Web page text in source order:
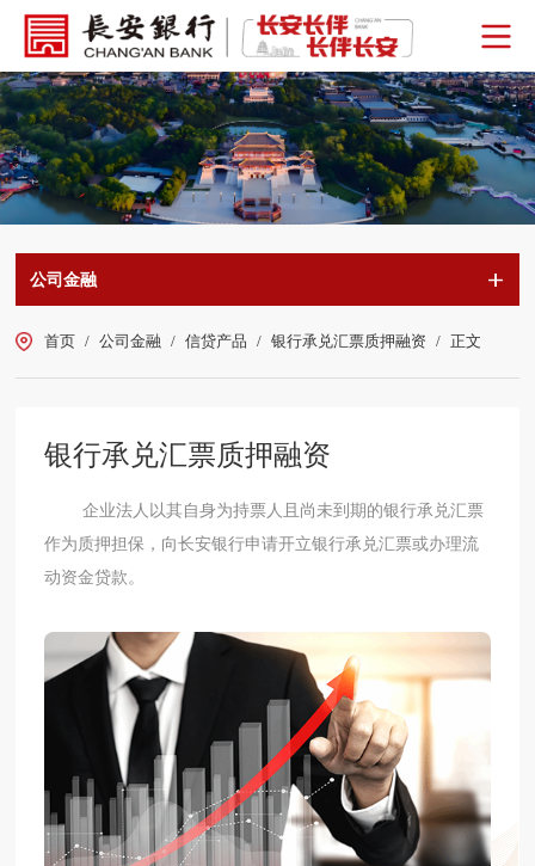
公司金融
首页 / 公司金融 / 信贷产品 / 银行承兑汇票质押融资 / 正文
银行承兑汇票质押融资
企业法人以其自身为持票人且尚未到期的银行承兑汇票
作为质押担保，向长安银行申请开立银行承兑汇票或办理流
动资金贷款。